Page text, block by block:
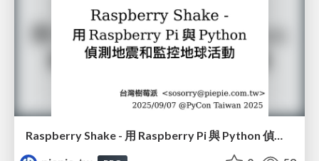
Raspberry Shake - 用 Raspberry Pi 與 Python 偵測地震和監控地球活動